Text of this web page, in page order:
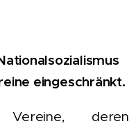
eingeschränkt.
Vereine, deren